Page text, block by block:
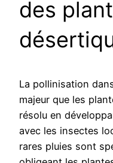
des
La pollinisation
majeur que les
résolu en
avec les insectes
rares pluies sont